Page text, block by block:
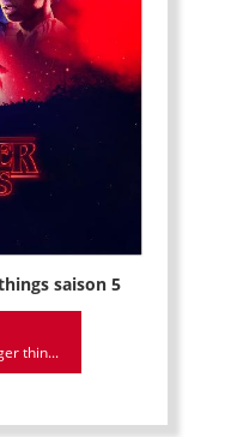
saison 5
thin...